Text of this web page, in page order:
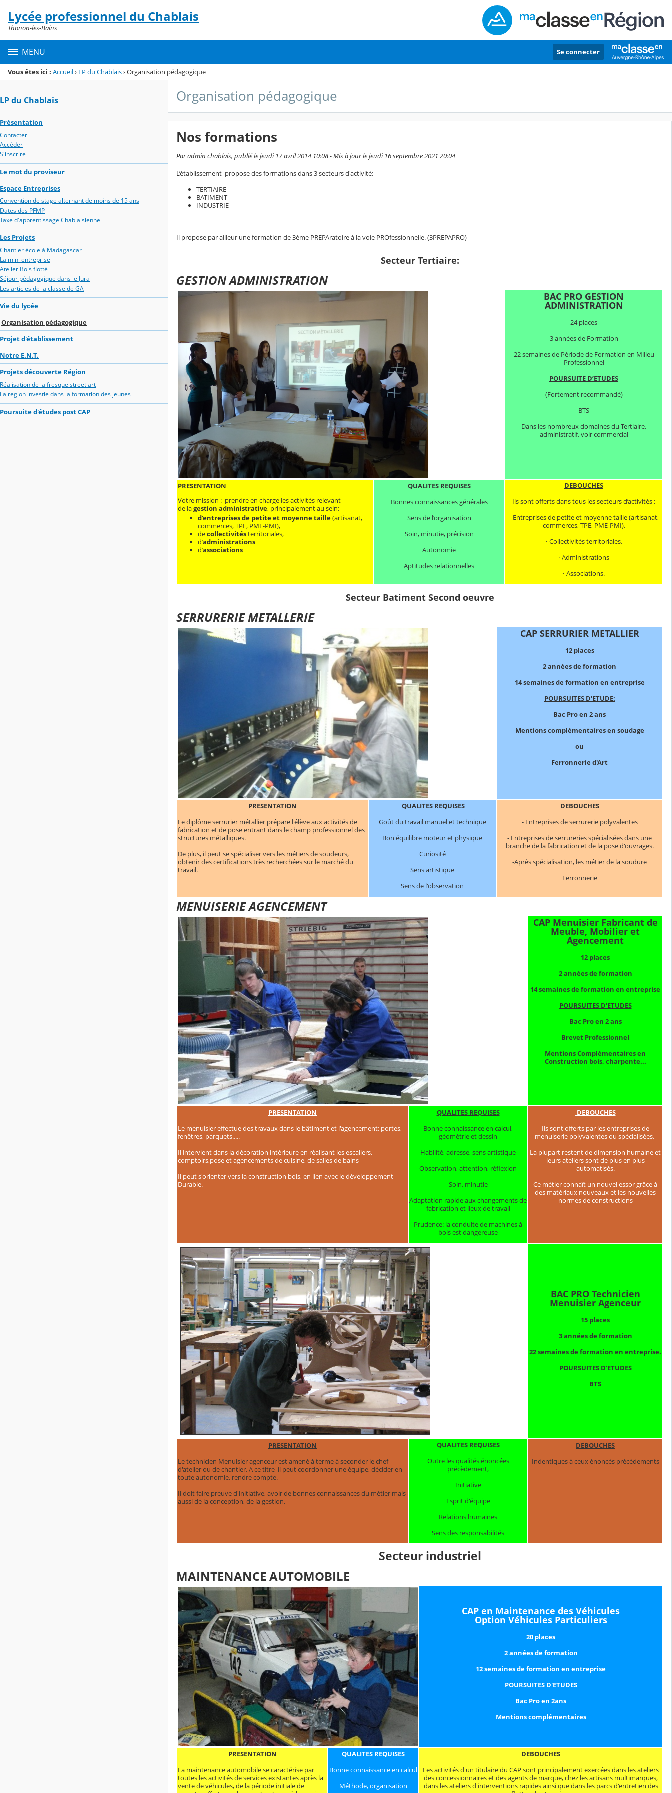
Menu de la rubrique
Contenu
Lycée professionnel du Chablais
Thonon-les-Bains
MENU Se connecter
Vous êtes ici : Accueil› LP du Chablais›Organisation pédagogique
LP du Chablais
Présentation
Contacter
Accéder
S'inscrire
Le mot du proviseur
Espace Entreprises
Convention de stage alternant de moins de 15 ans
Dates des PFMP
Taxe d'apprentissage Chablaisienne
Les Projets
Chantier école à Madagascar
La mini entreprise
Atelier Bois flotté
Séjour pédagogique dans le Jura
Les articles de la classe de GA
Vie du lycée
Organisation pédagogique
Projet d'établissement
Notre E.N.T.
Projets découverte Région
Réalisation de la fresque street art
La region investie dans la formation des jeunes
Poursuite d'études post CAP
Organisation pédagogique
Nos formations
Par admin chablais, publié le jeudi 17 avril 2014 10:08 - Mis à jour le jeudi 16 septembre 2021 20:04
L’établissement propose des formations dans 3 secteurs d'activité:
TERTIAIRE
BATIMENT
INDUSTRIE
Il propose par ailleur une formation de 3ème PREPAratoire à la voie PROfessionnelle. (3PREPAPRO)
Secteur Tertiaire:
GESTION ADMINISTRATION
BAC PRO GESTION
ADMINISTRATION
24 places
3 années de Formation
22 semaines de Période de Formation en Milieu
Professionnel
POURSUITE D’ETUDES
(Fortement recommandé)
BTS
Dans les nombreux domaines du Tertiaire,
administratif, voir commercial
PRESENTATION
Votre mission : prendre en charge les activités relevant
de lagestion administrative, principalement au sein:
d’entreprises de petite et moyenne taille(artisanat,
commerces, TPE, PME-PMI),
​decollectivitésterritoriales,
d’administrations
d’associations
QUALITES REQUISES
Bonnes connaissances générales
Sens de l’organisation
Soin, minutie, précision
Autonomie
Aptitudes relationnelles
DEBOUCHES
Ils sont offerts dans tous les secteurs d’activités :
- Entreprises de petite et moyenne taille (artisanat,
commerces, TPE, PME-PMI),
·-Collectivités territoriales,
·-Administrations
·-Associations.
Secteur Batiment Second oeuvre
SERRURERIE METALLERIE
CAP SERRURIER METALLIER
12 places
2 années de formation
14 semaines de formation en entreprise
POURSUITES D'ETUDE:
Bac Pro en 2 ans
Mentions complémentaires en soudage
ou
Ferronnerie d'Art
PRESENTATION
Le diplôme serrurier métallier prépare l'élève aux activités de
fabrication et de pose entrant dans le champ professionnel des
structures métalliques.
De plus, il peut se spécialiser vers les métiers de soudeurs,
obtenir des certifications très recherchées sur le marché du
travail.
QUALITES REQUISES
Goût du travail manuel et technique
Bon équilibre moteur et physique
Curiosité
Sens artistique
Sens de l'observation
DEBOUCHES
- Entreprises de serrurerie polyvalentes
- Entreprises de serrureries spécialisées dans une
branche de la fabrication et de la pose d'ouvrages.
-Après spécialisation, les métier de la soudure
Ferronnerie
MENUISERIE AGENCEMENT
CAP Menuisier Fabricant de
Meuble, Mobilier et
Agencement
12 places
2 années de formation
14 semaines de formation en entreprise
POURSUITES D'ETUDES
Bac Pro en 2 ans
Brevet Professionnel
Mentions Complémentaires en
Construction bois, charpente...
PRESENTATION
Le menuisier effectue des travaux dans le bâtiment et l'agencement: portes,
fenêtres, parquets.....
Il intervient dans la décoration intérieure en réalisant les escaliers,
comptoirs,pose et agencements de cuisine, de salles de bains
Il peut s'orienter vers la construction bois, en lien avec le développement
Durable.
QUALITES REQUISES
Bonne connaissance en calcul,
géométrie et dessin
Habilité, adresse, sens artistique
Observation, attention, réflexion
Soin, minutie
Adaptation rapide aux changements de
fabrication et lieux de travail
Prudence: la conduite de machines à
bois est dangereuse
DEBOUCHES
Ils sont offerts par les entreprises de
menuiserie polyvalentes ou spécialisées.
La plupart restent de dimension humaine et
leurs ateliers sont de plus en plus
automatisés.
Ce métier connaît un nouvel essor grâce à
des matériaux nouveaux et les nouvelles
normes de constructions
BAC PRO Technicien
Menuisier Agenceur
15 places
3 années de formation
22 semaines de formation en entreprise.
POURSUITES D'ETUDES
BTS
PRESENTATION
Le technicien Menuisier agenceur est amené à terme à seconder le chef
d'atelier ou de chantier. A ce titre il peut coordonner une équipe, décider en
toute autonomie, rendre compte.
Il doit faire preuve d'initiative, avoir de bonnes connaissances du métier mais
aussi de la conception, de la gestion.
QUALITES REQUISES
Outre les qualités énoncées
précèdement,
Initiative
Esprit d'équipe
Relations humaines
Sens des responsabilités
DEBOUCHES
Indentiques à ceux énoncés précèdements
Secteur industriel
MAINTENANCE AUTOMOBILE
CAP en Maintenance des Véhicules
Option Véhicules Particuliers
20 places
2 années de formation
12 semaines de formation en entreprise
POURSUITES D'ETUDES
Bac Pro en 2ans
Mentions complémentaires
PRESENTATION
La maintenance automobile se caractérise par
toutes les activités de services existantes après la
vente de véhicules, de la période initiale de
QUALITES REQUISES
Bonne connaissance en calcul
Méthode, organisation
DEBOUCHES
Les activités d'un titulaire du CAP sont principalement exercées dans les ateliers
des concessionnaires et des agents de marque, chez les artisans multimarques,
dans les ateliers d'interventions rapides ainsi que dans les parcs d'entretien des